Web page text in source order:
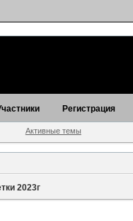
Регистрация
Активные темы
2023г